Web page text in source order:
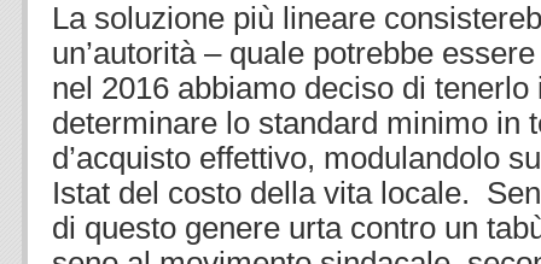
La soluzione più lineare
un’autorità – quale potrebbe
nel 2016 abbiamo deciso di
determinare lo standard minimo in
d’acquisto effettivo, modulandolo
Istat del costo della vita locale.
di questo genere urta contro un